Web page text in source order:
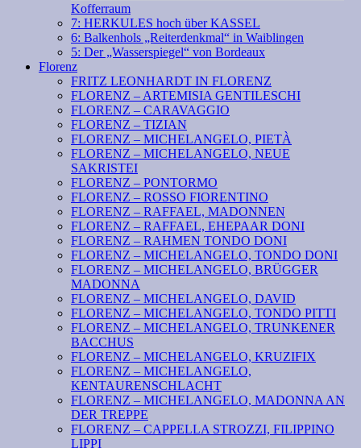
Kofferraum
7: HERKULES hoch über KASSEL
6: Balkenhols „Reiterdenkmal“ in Waiblingen
5: Der „Wasserspiegel“ von Bordeaux
Florenz
FRITZ LEONHARDT IN FLORENZ
FLORENZ – ARTEMISIA GENTILESCHI
FLORENZ – CARAVAGGIO
FLORENZ – TIZIAN
FLORENZ – MICHELANGELO, PIETÀ
FLORENZ – MICHELANGELO, NEUE
SAKRISTEI
FLORENZ – PONTORMO
FLORENZ – ROSSO FIORENTINO
FLORENZ – RAFFAEL, MADONNEN
FLORENZ – RAFFAEL, EHEPAAR DONI
FLORENZ – RAHMEN TONDO DONI
FLORENZ – MICHELANGELO, TONDO DONI
FLORENZ – MICHELANGELO, BRÜGGER
MADONNA
FLORENZ – MICHELANGELO, DAVID
FLORENZ – MICHELANGELO, TONDO PITTI
FLORENZ – MICHELANGELO, TRUNKENER
BACCHUS
FLORENZ – MICHELANGELO, KRUZIFIX
FLORENZ – MICHELANGELO,
KENTAURENSCHLACHT
FLORENZ – MICHELANGELO, MADONNA AN
DER TREPPE
FLORENZ – CAPPELLA STROZZI, FILIPPINO
LIPPI